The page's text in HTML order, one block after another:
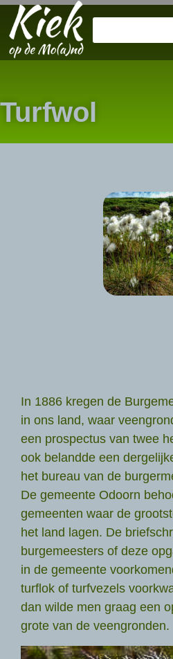
Turfwol
In 1886 kregen de
in ons land, waar
een prospectus van twee
ook belandde een
het bureau van de
De gemeente Odoorn
gemeenten waar de
het land lagen. De
burgemeesters of deze
in de gemeente
turflok of turfvezels
dan wilde men graag een
grote van de veengronden.